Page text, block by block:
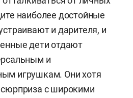
наиболее достойные
и дарителя, и
дети отдают
и
игрушкам. Они хотя
с широкими